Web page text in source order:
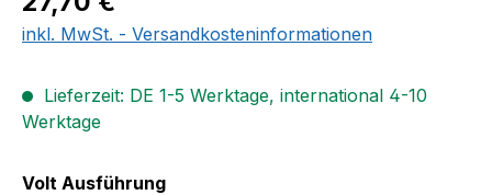
inkl. MwSt. - Versandkosteninformationen
Lieferzeit: DE 1-5 Werktage, international 4-10
Werktage
Volt Ausführungauswählen